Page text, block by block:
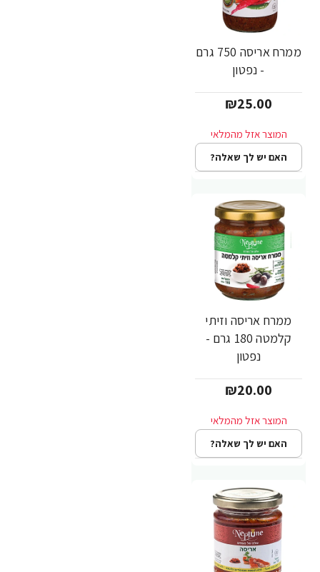
ממרח אריסה 750 גרם
- נפטון
₪25.00
האם יש לך שאלה?
ממרח אריסה וזיתי
קלמטה 180 גרם -
נפטון
₪20.00
האם יש לך שאלה?